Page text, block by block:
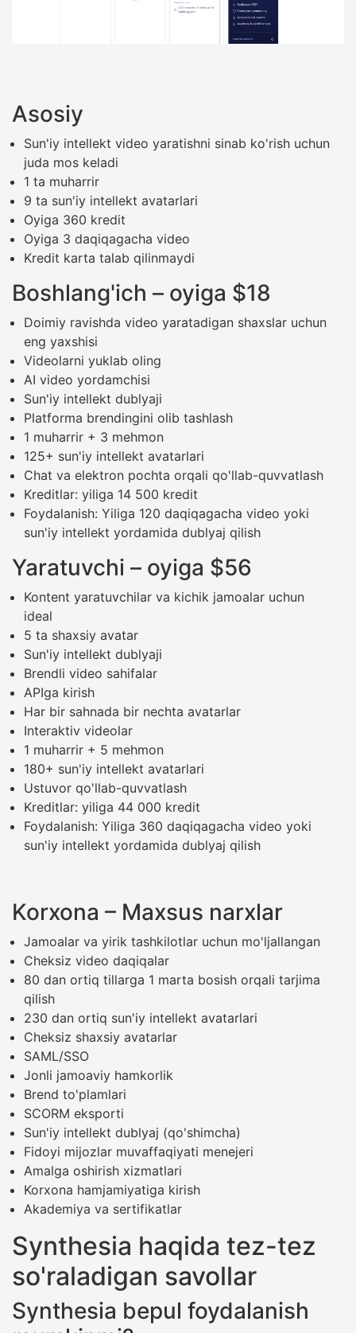
Asosiy
Sun'iy intellekt video yaratishni sinab ko'rish uchun
juda mos keladi
1 ta muharrir
9 ta sun'iy intellekt avatarlari
Oyiga 360 kredit
Oyiga 3 daqiqagacha video
Kredit karta talab qilinmaydi
Boshlang'ich – oyiga $18
Doimiy ravishda video yaratadigan shaxslar uchun
eng yaxshisi
Videolarni yuklab oling
AI video yordamchisi
Sun'iy intellekt dublyaji
Platforma brendingini olib tashlash
1 muharrir + 3 mehmon
125+ sun'iy intellekt avatarlari
Chat va elektron pochta orqali qo'llab-quvvatlash
Kreditlar: yiliga 14 500 kredit
Foydalanish: Yiliga 120 daqiqagacha video yoki
sun'iy intellekt yordamida dublyaj qilish
Yaratuvchi – oyiga $56
Kontent yaratuvchilar va kichik jamoalar uchun
ideal
5 ta shaxsiy avatar
Sun'iy intellekt dublyaji
Brendli video sahifalar
APIga kirish
Har bir sahnada bir nechta avatarlar
Interaktiv videolar
1 muharrir + 5 mehmon
180+ sun'iy intellekt avatarlari
Ustuvor qo'llab-quvvatlash
Kreditlar: yiliga 44 000 kredit
Foydalanish: Yiliga 360 daqiqagacha video yoki
sun'iy intellekt yordamida dublyaj qilish
Korxona – Maxsus narxlar
Jamoalar va yirik tashkilotlar uchun mo'ljallangan
Cheksiz video daqiqalar
80 dan ortiq tillarga 1 marta bosish orqali tarjima
qilish
230 dan ortiq sun'iy intellekt avatarlari
Cheksiz shaxsiy avatarlar
SAML/SSO
Jonli jamoaviy hamkorlik
Brend to'plamlari
SCORM eksporti
Sun'iy intellekt dublyaj (qo'shimcha)
Fidoyi mijozlar muvaffaqiyati menejeri
Amalga oshirish xizmatlari
Korxona hamjamiyatiga kirish
Akademiya va sertifikatlar
Synthesia haqida tez-tez
so'raladigan savollar
Synthesia bepul foydalanish